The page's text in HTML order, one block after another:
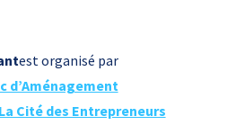
est organisé par
d’Aménagement
La Cité des Entrepreneurs